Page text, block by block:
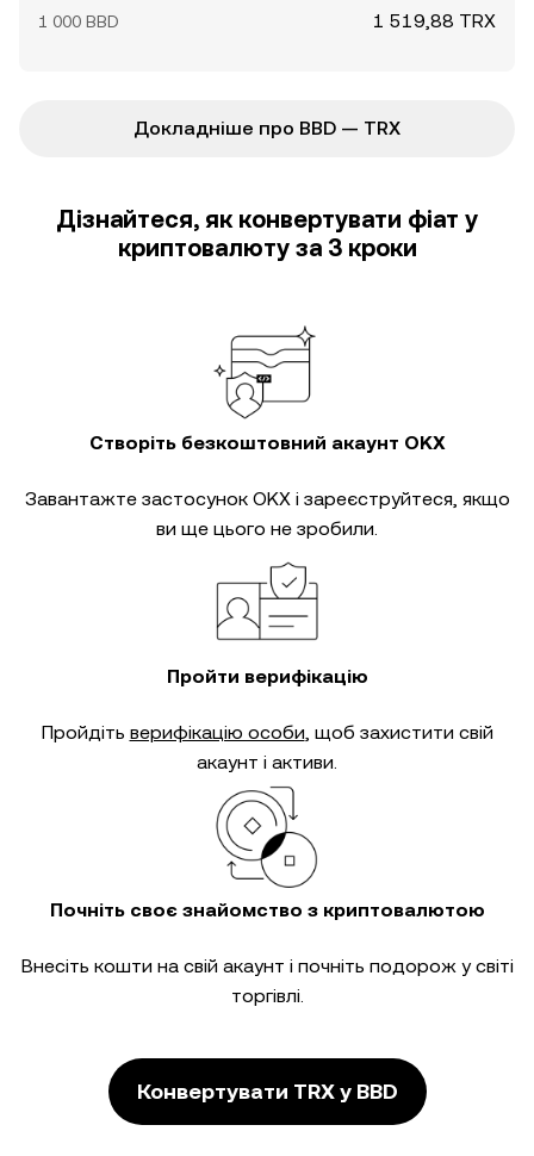
1 000 BBD 1 519,88 TRX
Докладніше про BBD — TRX
Дізнайтеся, як конвертувати фіат у
криптовалюту за 3 кроки
Створіть безкоштовний акаунт OKX
Завантажте застосунок OKX і зареєструйтеся, якщо
ви ще цього не зробили.
Пройти верифікацію
Пройдіть верифікацію особи, щоб захистити свій
акаунт і активи.
Почніть своє знайомство з криптовалютою
Внесіть кошти на свій акаунт і почніть подорож у світі
торгівлі.
Конвертувати TRX у BBD